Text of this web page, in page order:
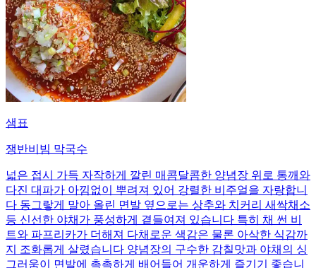
샘표
쟁반비빔 막국수
넓은 접시 가득 자작하게 깔린 매콤달콤한 양념장 위로 통깨와
다진 대파가 아낌없이 뿌려져 있어 강렬한 비주얼을 자랑합니
다 동그랗게 말아 올린 면발 옆으로는 상추와 치커리 새싹채소
등 신선한 야채가 풍성하게 곁들여져 있습니다 특히 채 썬 비
트와 파프리카가 더해져 다채로운 색감은 물론 아삭한 식감까
지 조화롭게 살렸습니다 양념장의 구수한 감칠맛과 야채의 싱
그러움이 면발에 촉촉하게 배어들어 개운하게 즐기기 좋습니